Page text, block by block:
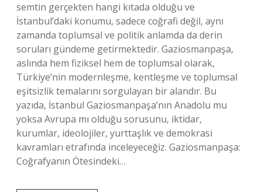
semtin gerçekten hangi kıtada olduğu ve
İstanbul’daki konumu, sadece coğrafi değil, aynı
zamanda toplumsal ve politik anlamda da derin
soruları gündeme getirmektedir. Gaziosmanpaşa,
aslında hem fiziksel hem de toplumsal olarak,
Türkiye’nin modernleşme, kentleşme ve toplumsal
eşitsizlik temalarını sorgulayan bir alandır. Bu
yazıda, İstanbul Gaziosmanpaşa’nın Anadolu mu
yoksa Avrupa mı olduğu sorusunu, iktidar,
kurumlar, ideolojiler, yurttaşlık ve demokrasi
kavramları etrafında inceleyeceğiz. Gaziosmanpaşa:
Coğrafyanın Ötesindeki…